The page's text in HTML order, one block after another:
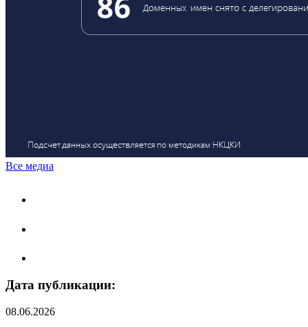
Все медиа
Дата публикации:
08.06.2026